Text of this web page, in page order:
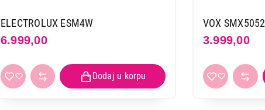
ELECTROLUX ESM4W
6.999,00
VOX SMX5052
3.999,00